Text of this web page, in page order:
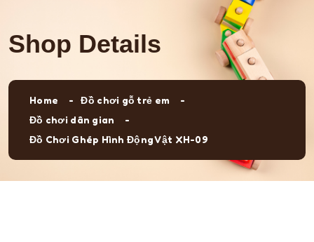
Shop Details
Home
Đồ chơi gỗ trẻ em
Đồ chơi dân gian
Đồ Chơi Ghép Hình Động Vật XH-09